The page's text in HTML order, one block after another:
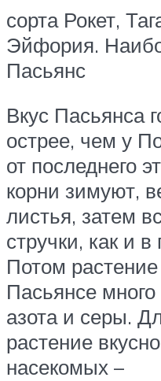
сорта Рокет,
Эйфория.
Пасьянс
Вкус Пасьянса
острее, чем у
от последнего
корни зимуют,
листья, затем
стручки, как и
Потом
Пасьянсе много
азота и серы.
растение
насекомых –